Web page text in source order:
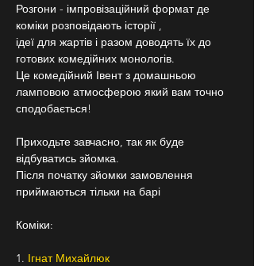
Розгони - імпровізаційний формат де
коміки розповідають історії ,
ідеї для жартів і разом доводять їх до
готових комедійних монологів.
Це комедійний Івент з домашньою
ламповою атмосферою який вам точно
сподобається!
Приходьте завчасно, так як буде
відбуватись зйомка.
Після початку зйомки замовлення
приймаються тільки на барі
Коміки:
1. Ігнат Михайлюк